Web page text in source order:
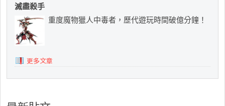
滅盡殺手
重度魔物獵人中毒者，歷代遊玩時間破億分鐘！
更多文章